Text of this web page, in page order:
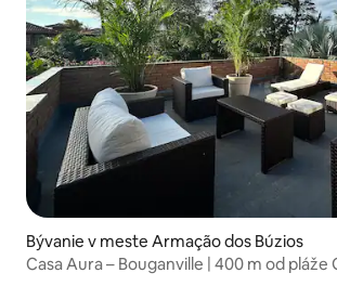
Bývanie v meste Armação dos Búzios
Casa Aura – Bouganville | 400 m od pláže